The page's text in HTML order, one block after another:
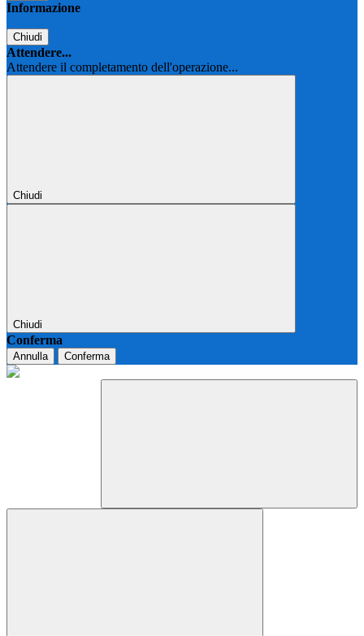
Informazione
Chiudi
Attendere...
Attendere il completamento dell'operazione...
Chiudi
Chiudi
Conferma
Annulla Conferma